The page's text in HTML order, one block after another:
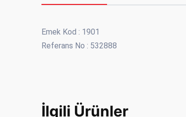
Emek Kod : 1901
Referans No : 532888
İlgili Ürünler